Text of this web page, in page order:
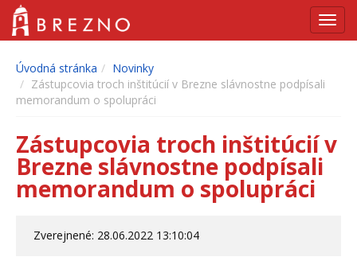
Úvodná stránka
Novinky
Zástupcovia troch inštitúcií v Brezne slávnostne podpísali
memorandum o spolupráci
Zástupcovia troch inštitúcií v
Brezne slávnostne podpísali
memorandum o spolupráci
Zverejnené: 28.06.2022 13:10:04